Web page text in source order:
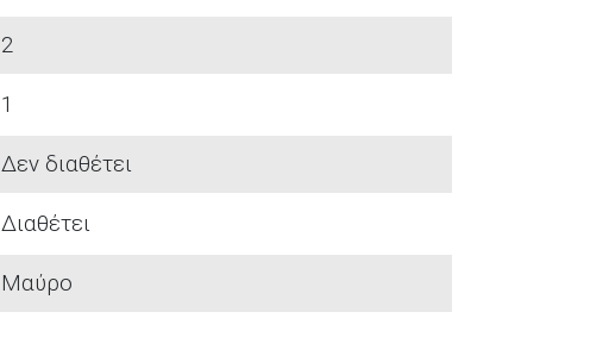
2
1
Δεν διαθέτει
Διαθέτει
Μαύρο